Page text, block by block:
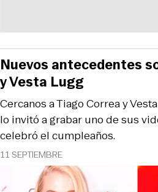
11 SEPTIEMBRE
Cercanos a Tiago Correa y
lo invitó a grabar uno de sus
celebró el cumpleaños.
Nuevos antecedentes
y Vesta Lugg